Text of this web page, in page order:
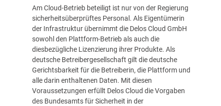
Am Cloud-Betrieb beteiligt ist nur von der Regierung
sicherheitsüberprüftes Personal. Als Eigentümerin
der Infrastruktur übernimmt die Delos Cloud GmbH
sowohl den Plattform-Betrieb als auch die
diesbezügliche Lizenzierung ihrer Produkte. Als
deutsche Betreibergesellschaft gilt die deutsche
Gerichtsbarkeit für die Betreiberin, die Plattform und
alle darin enthaltenen Daten. Mit diesen
Voraussetzungen erfüllt Delos Cloud die Vorgaben
des Bundesamts für Sicherheit in der